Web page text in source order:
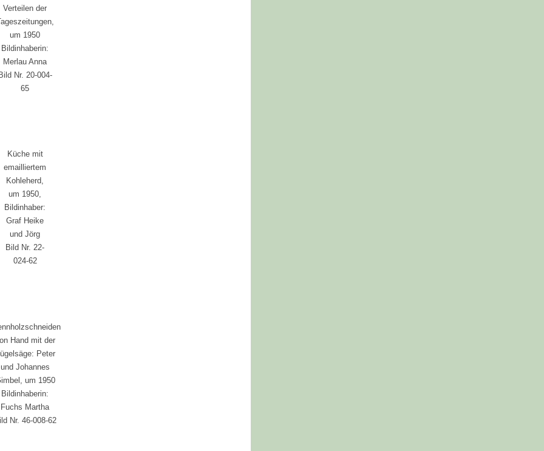
Verteilen der
um 1950
Bildinhaberin:
Merlau Anna
Nr. 20-004-
65
Küche mit
emailliertem
Kohleherd,
um 1950,
Bildinhaber:
Graf Heike
und Jörg
Bild Nr. 22-
024-62
Hand mit der
Peter
und Johannes
um 1950
Bildinhaberin:
Fuchs Martha
Nr. 46-008-62